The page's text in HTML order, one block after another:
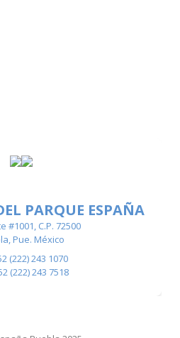
PARQUE ESPAÑA
#1001, C.P. 72500
Pue. México
(222) 243 1070
(222) 243 7518